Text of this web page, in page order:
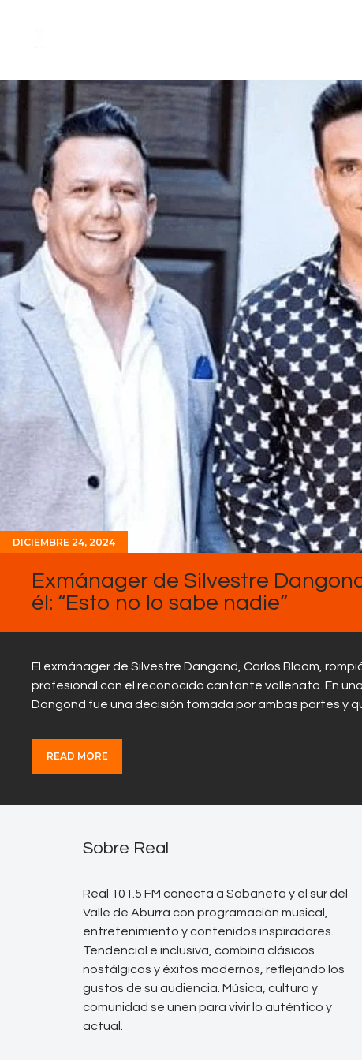
DICIEMBRE 24, 2024
Exmánager de Silvestre
él: “Esto no lo sabe nadie”
El exmánager de Silvestre Dangond, Carlos Bloom,
profesional con el reconocido cantante vallenato. En
Dangond fue una decisión tomada por ambas partes y
READ MORE
Sobre Real
Real 101.5 FM conecta a Sabaneta y el sur del
Valle de Aburrá con programación musical,
entretenimiento y contenidos inspiradores.
Tendencial e inclusiva, combina clásicos
nostálgicos y éxitos modernos, reflejando los
gustos de su audiencia. Música, cultura y
comunidad se unen para vivir lo auténtico y
actual.